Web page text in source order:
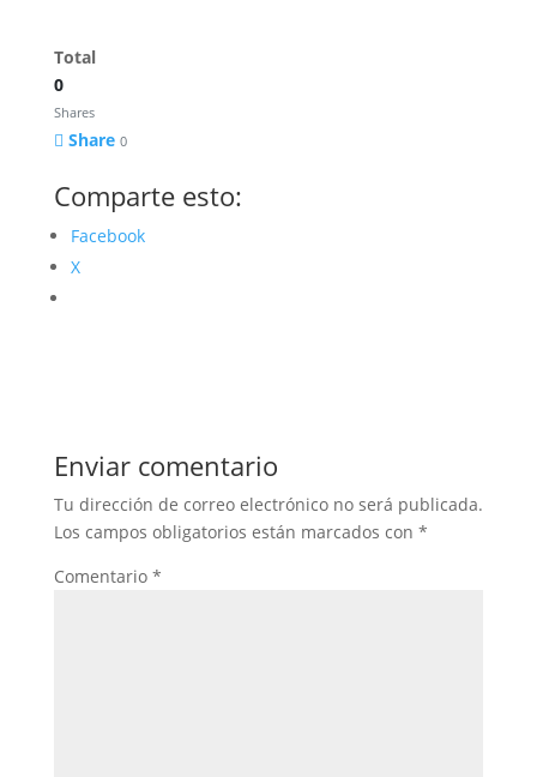
Total
0
Shares
Share 0
Comparte esto:
Facebook
X
Enviar comentario
Tu dirección de correo electrónico no será publicada.
Los campos obligatorios están marcados con *
Comentario *